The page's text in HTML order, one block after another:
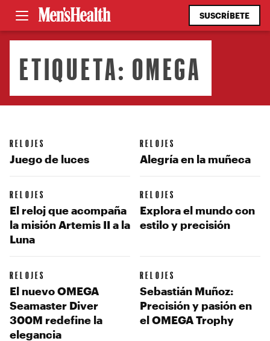
SUSCRÍBETE
ETIQUETA: OMEGA
RELOJES
Juego de luces
RELOJES
Alegría en la muñeca
RELOJES
El reloj que acompaña
la misión Artemis II a la
Luna
RELOJES
Explora el mundo con
estilo y precisión
RELOJES
El nuevo OMEGA
Seamaster Diver
300M redefine la
elegancia
RELOJES
Sebastián Muñoz:
Precisión y pasión en
el OMEGA Trophy